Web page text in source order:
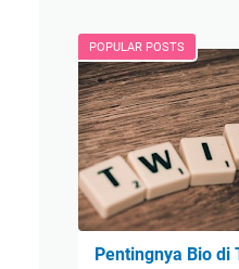
POPULAR POSTS
Pentingnya Bio di